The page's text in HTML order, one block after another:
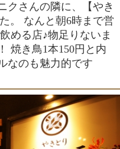
クさんの隣に、【やき
。 なんと朝6時まで営
める店♪物足りないま
焼き鳥1本150円と内
なのも魅力的です